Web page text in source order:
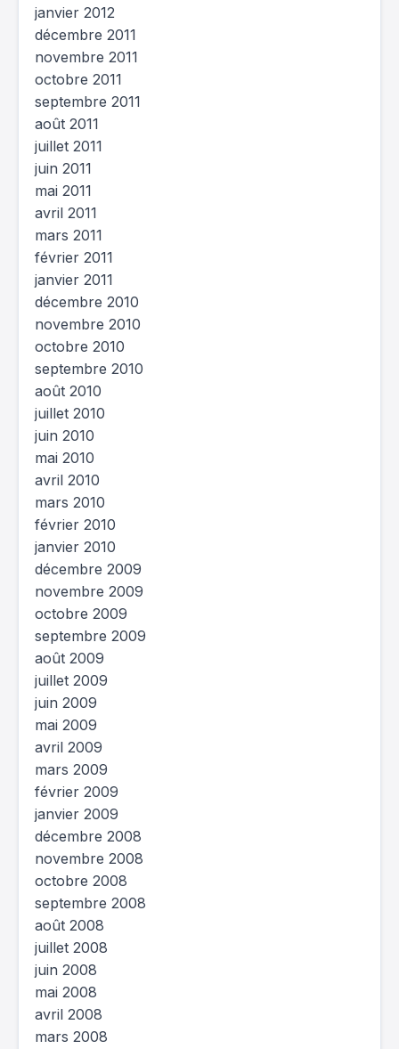
janvier 2012
décembre 2011
novembre 2011
octobre 2011
septembre 2011
août 2011
juillet 2011
juin 2011
mai 2011
avril 2011
mars 2011
février 2011
janvier 2011
décembre 2010
novembre 2010
octobre 2010
septembre 2010
août 2010
juillet 2010
juin 2010
mai 2010
avril 2010
mars 2010
février 2010
janvier 2010
décembre 2009
novembre 2009
octobre 2009
septembre 2009
août 2009
juillet 2009
juin 2009
mai 2009
avril 2009
mars 2009
février 2009
janvier 2009
décembre 2008
novembre 2008
octobre 2008
septembre 2008
août 2008
juillet 2008
juin 2008
mai 2008
avril 2008
mars 2008